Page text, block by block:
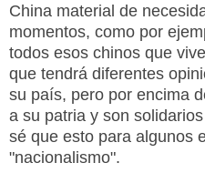
China material de
momentos, como por
todos esos chinos que
que tendrá diferentes
su país, pero por encima
a su patria y son
sé que esto para algunos
"nacionalismo".